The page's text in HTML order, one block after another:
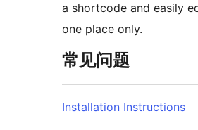
a shortcode and easily
one place only.
常见问题
Installation Instructions